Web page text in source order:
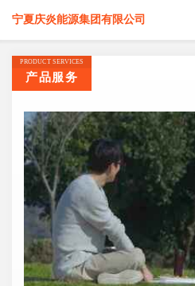
宁夏庆炎能源集团有限公司
PRODUCT SERVICES
产品服务